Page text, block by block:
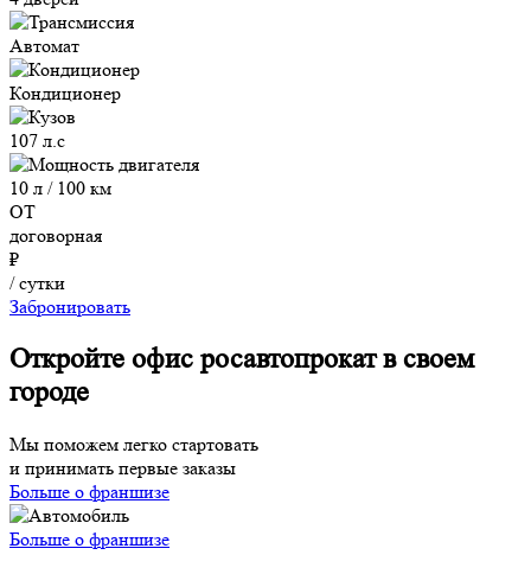
Автомат
Кондиционер
107 л.с
10 л / 100 км
ОТ
договорная
₽
/ сутки
Забронировать
Откройте офис росавтопрокат в своем
городе
Мы поможем легко стартовать
и принимать первые заказы
Больше о франшизе
Больше о франшизе